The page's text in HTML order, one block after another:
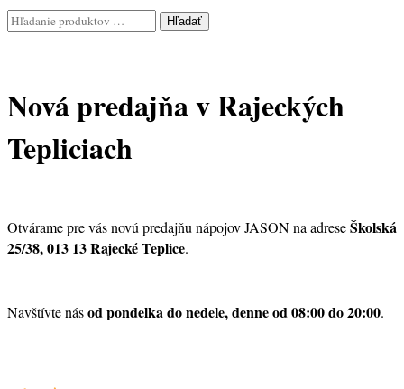
Hľadať
Nová predajňa v Rajeckých
Tepliciach
Otvárame pre vás novú predajňu nápojov JASON na adreseŠkolská
25/38, 013 13 Rajecké Teplice.
Navštívte násod pondelka do nedele, denne od 08:00 do 20:00.